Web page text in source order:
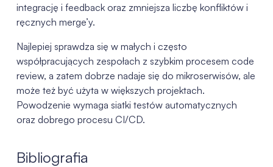
integrację i feedback oraz zmniejsza liczbę konfliktów i
ręcznych merge’y.
Najlepiej sprawdza się w małych i często
współpracujących zespołach z szybkim procesem code
review, a zatem dobrze nadaje się do mikroserwisów, ale
może też być użyta w większych projektach.
Powodzenie wymaga siatki testów automatycznych
oraz dobrego procesu CI/CD.
Bibliografia